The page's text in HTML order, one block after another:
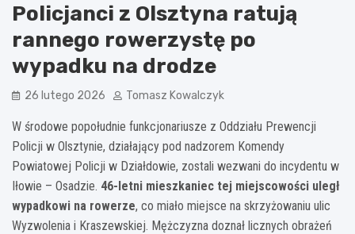
Policjanci z Olsztyna ratują
rannego rowerzystę po
wypadku na drodze
26 lutego 2026 Tomasz Kowalczyk
W środowe popołudnie funkcjonariusze z Oddziału Prewencji
Policji w Olsztynie, działający pod nadzorem Komendy
Powiatowej Policji w Działdowie, zostali wezwani do incydentu w
Iłowie – Osadzie. 46-letni mieszkaniec tej miejscowości uległ
wypadkowi na rowerze, co miało miejsce na skrzyżowaniu ulic
Wyzwolenia i Kraszewskiej. Mężczyzna doznał licznych obrażeń